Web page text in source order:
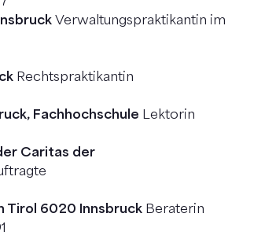
Verwaltungspraktikantin im
Rechtspraktikantin
Fachhochschule Lektorin
Caritas der
Tirol 6020 Innsbruck Beraterin